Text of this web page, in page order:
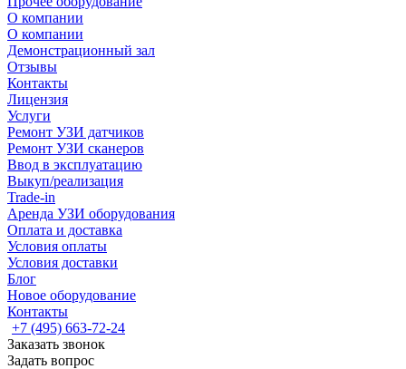
О компании
О компании
Демонстрационный зал
Отзывы
Контакты
Лицензия
Услуги
Ремонт УЗИ датчиков
Ремонт УЗИ сканеров
Ввод в эксплуатацию
Выкуп/реализация
Trade-in
Аренда УЗИ оборудования
Оплата и доставка
Условия оплаты
Условия доставки
Блог
Новое оборудование
Контакты
+7 (495) 663-72-24
Заказать звонок
Задать вопрос